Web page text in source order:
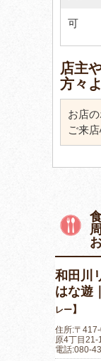
可
店主
方々
お店
ご来
和田川
はな遊
レー】
住所:〒
原4丁目21-
電話:080-